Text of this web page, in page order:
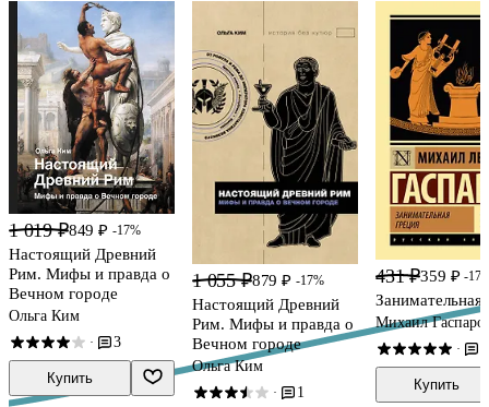
1 019 ₽849 ₽ -17%
Настоящий Древний
Рим. Мифы и правда о
Вечном городе
Ольга Ким
· 3
Купить
1 055 ₽879 ₽ -17%
Настоящий Древний
Рим. Мифы и правда о
Вечном городе
Ольга Ким
· 1
431 ₽359 ₽ -
Занимательная
Михаил
·
Купить